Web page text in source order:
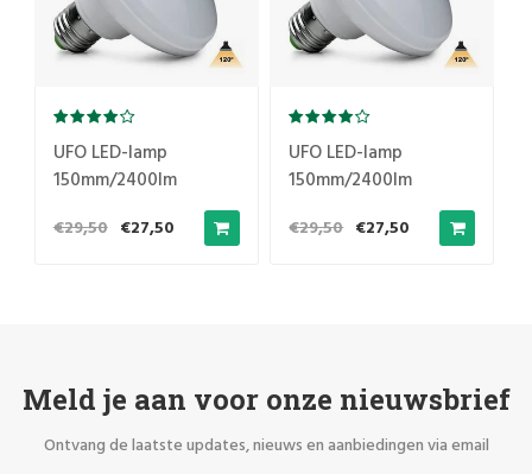
UFO LED-lamp
150mm/2400lm
€29,50 €27,50
UFO LED-lamp
150mm/2400lm
€29,50 €27,50
Meld je aan voor onze nieuwsbrief
Ontvang de laatste updates, nieuws en aanbiedingen via email